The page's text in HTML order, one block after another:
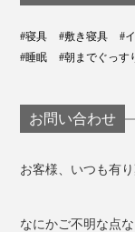
敷き毛布 シ
（100×205cm
（120×205cm）
敷き毛布 ダ
ためのゴムバン
#寝具 #敷き寝具 #
#睡眠
#朝までぐっす
お問い合わせ
お客様、いつも有
なにかご不明な点